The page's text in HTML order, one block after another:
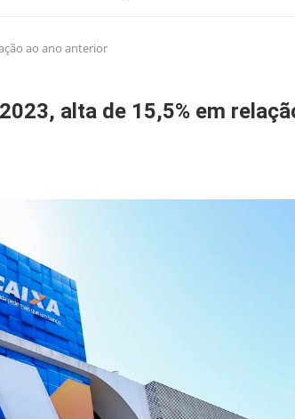
ao ano anterior
alta de 15,5% em